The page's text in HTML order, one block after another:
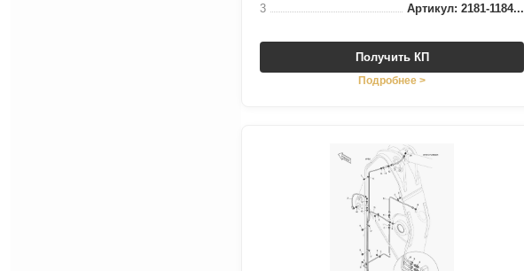
3
Артикул: 2181-1184...
Получить КП
Подробнее >